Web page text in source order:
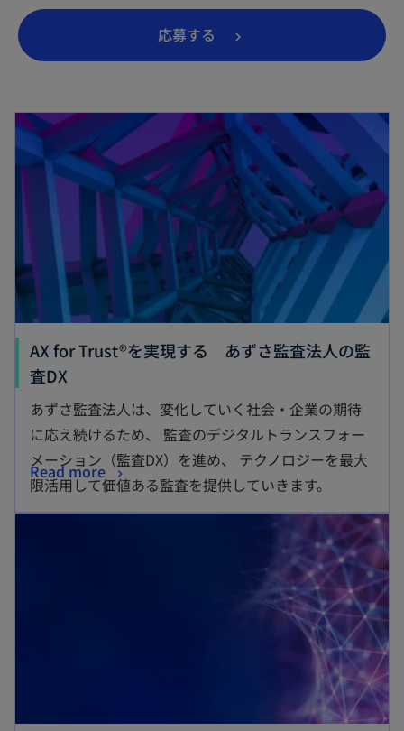
応募する
AX for Trust®を実現する あずさ監査法人の監
査DX
あずさ監査法人は、変化していく社会・企業の期待
に応え続けるため、 監査のデジタルトランスフォー
メーション（監査DX）を進め、 テクノロジーを最大
限活用して価値ある監査を提供していきます。
Read more